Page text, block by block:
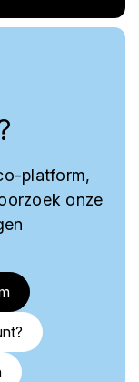
platform,
onze